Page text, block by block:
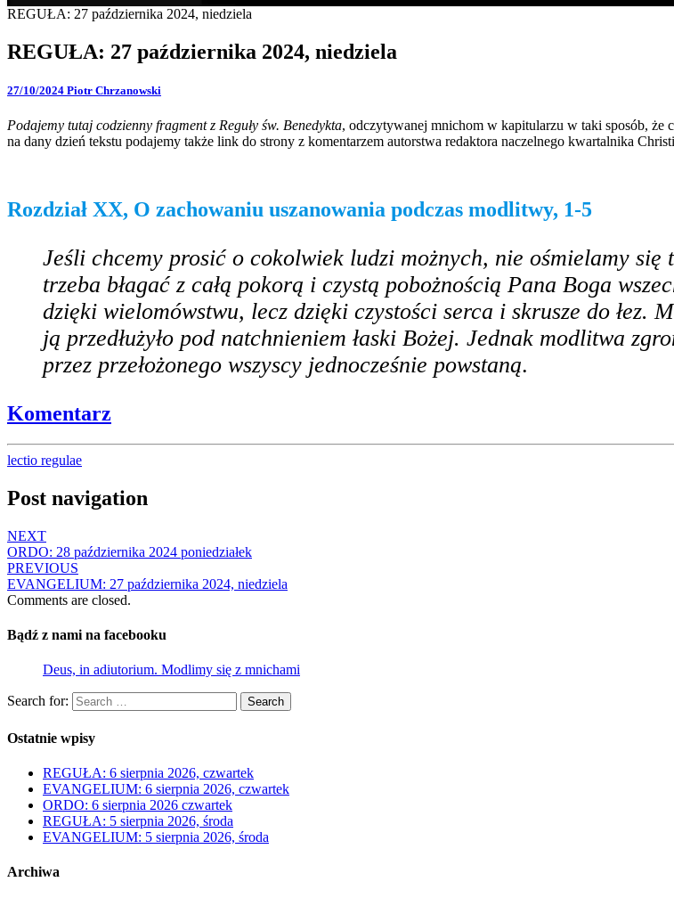
REGUŁA: 27 października 2024, niedziela
REGUŁA: 27 października 2024, niedziela
27/10/2024 Piotr Chrzanowski
Podajemy tutaj codzienny fragment z Reguły św. Benedykta, odczytywanej mnichom w kapitularzu w taki sposób, że
na dany dzień tekstu podajemy także link do strony z komentarzem autorstwa redaktora naczelnego kwartalnika
Rozdział XX, O zachowaniu uszanowania podczas modlitwy, 1-5
Jeśli chcemy prosić o cokolwiek ludzi możnych, nie ośmielamy
trzeba błagać z całą pokorą i czystą pobożnością Pana Boga
dzięki wielomówstwu, lecz dzięki czystości serca i skrusze do łez.
ją przedłużyło pod natchnieniem łaski Bożej. Jednak modlitwa
przez przełożonego wszyscy jednocześnie powstaną.
Komentarz
lectio regulae
Post navigation
NEXT
ORDO: 28 października 2024 poniedziałek
PREVIOUS
EVANGELIUM: 27 października 2024, niedziela
Comments are closed.
Bądź z nami na facebooku
Deus, in adiutorium. Modlimy się z mnichami
Search for: Search
Ostatnie wpisy
REGUŁA: 6 sierpnia 2026, czwartek
EVANGELIUM: 6 sierpnia 2026, czwartek
ORDO: 6 sierpnia 2026 czwartek
REGUŁA: 5 sierpnia 2026, środa
EVANGELIUM: 5 sierpnia 2026, środa
Archiwa